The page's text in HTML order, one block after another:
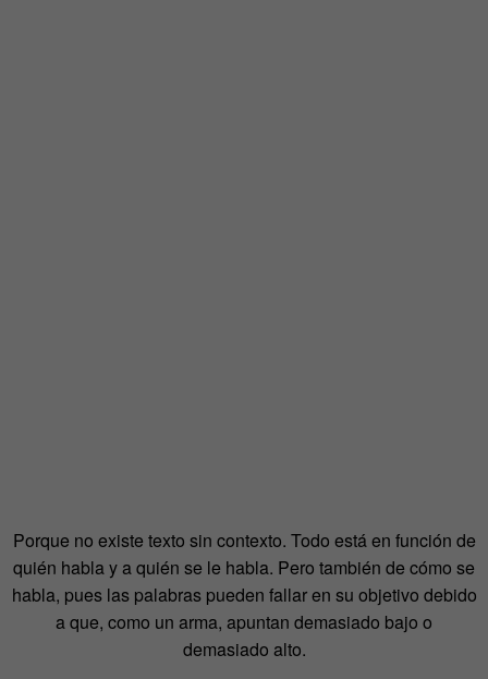
Porque no existe texto sin contexto. Todo está en función de
quién habla y a quién se le habla. Pero también de cómo se
habla, pues las palabras pueden fallar en su objetivo debido
a que, como un arma, apuntan demasiado bajo o
demasiado alto.